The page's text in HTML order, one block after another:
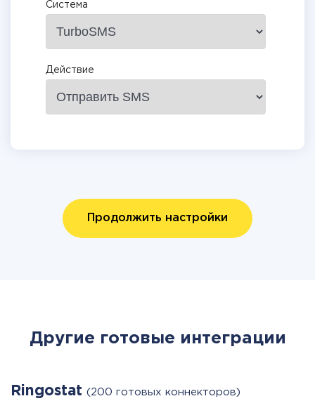
Система
Действие
Продолжить настройки
Другие готовые интеграции
Ringostat (200 готовых коннекторов)